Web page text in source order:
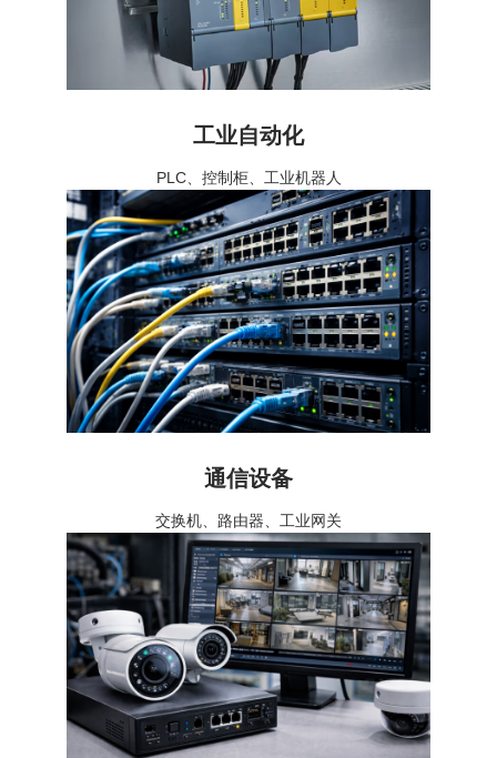
工业自动化
PLC、控制柜、工业机器人
通信设备
交换机、路由器、工业网关